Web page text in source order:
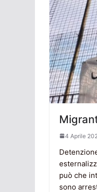
4 Aprile
può che
sono